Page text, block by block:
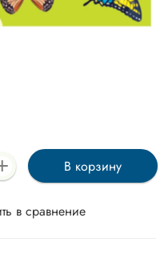
в сравнение
В корзину